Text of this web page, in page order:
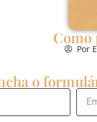
Como
Por
o